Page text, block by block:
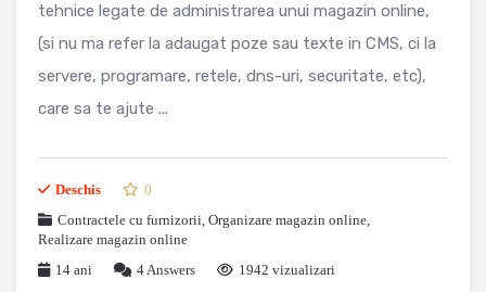
tehnice legate de administrarea unui magazin online,
(si nu ma refer la adaugat poze sau texte in CMS, ci la
servere, programare, retele, dns-uri, securitate, etc),
care sa te ajute ...
Deschis
0
Contractele cu furnizorii, Organizare magazin online,
Realizare magazin online
14 ani
4Answers 1942 vizualizari